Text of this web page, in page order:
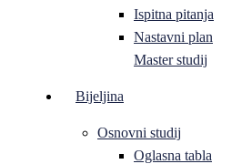
Ispitna pitanja
Nastavni plan
Master studij
Bijeljina
Osnovni studij
Oglasna tabla